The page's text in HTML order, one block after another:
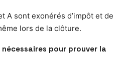
A sont exonérés d’impôt et de
lors de la clôture.
pour prouver la